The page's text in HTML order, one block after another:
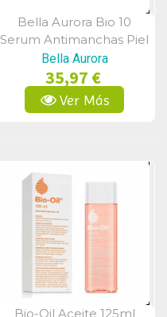
Vista Rápida
Bella Aurora Bio 10
Serum Antimanchas Piel
Sensible 30 Ml
Bella Aurora
35,97 €
Ver Más
Bio-Oil Aceite 125ml